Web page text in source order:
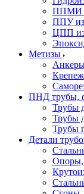
ППМИ
ППУ
ЦПП
Метизы
Крепеж
ПНД трубы,
Трубы
Трубы
Трубы
Детали
Опоры,